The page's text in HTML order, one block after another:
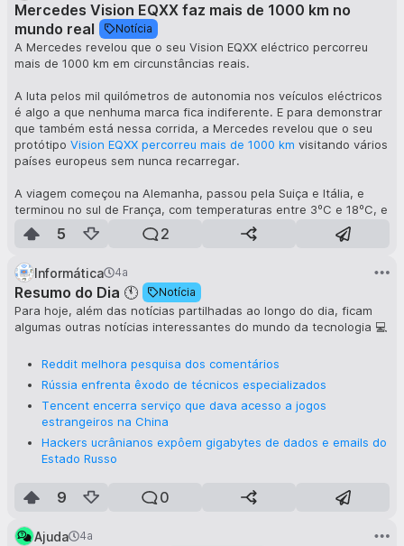
Mercedes Vision EQXX faz mais de 1000 km no
mundo real
Notícia
A Mercedes revelou que o seu Vision EQXX eléctrico percorreu
mais de 1000 km em circunstâncias reais.
A luta pelos mil quilómetros de autonomia nos veículos eléctricos
é algo a que nenhuma marca fica indiferente. E para demonstrar
que também está nessa corrida, a Mercedes revelou que o seu
protótipo Vision EQXX percorreu mais de 1000 km visitando vários
países europeus sem nunca recarregar.
A viagem começou na Alemanha, passou pela Suiça e Itália, e
terminou no sul de França, com temperaturas entre 3ºC e 18ºC, e
a uma velocidade média de 87 km/h. O consumo médio foi de 8.7
kWh / 100 km.
Estes resultados, conseguidos num teste no mundo real, superam
as estimativas de consumo que tinham sido calculadas nos
simuladores, e que eram de 10 kWh / 100 km. E, mais importante
ainda, é que a Mercedes diz que estes resultados são
eficiência.
Fonte:Mercedes Vision EQXX faz mais de 1000 km no mundo real
5 2
Informática 4a
Resumo do Dia 🕚 Notícia
Para hoje, além das notícias partilhadas ao longo do dia, ficam
algumas outras notícias interessantes do mundo da tecnologia 💻
Reddit melhora pesquisa dos comentários
Rússia enfrenta êxodo de técnicos especializados
Tencent encerra serviço que dava acesso a jogos
estrangeiros na China
Hackers ucrânianos expôem gigabytes de dados e emails do
Estado Russo
9 0
Ajuda 4a